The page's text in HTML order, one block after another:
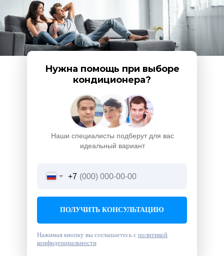
Наши специалисты подберут для вас
идеальный вариант
Нужна помощь при выборе
кондиционера?
+7
ПОЛУЧИТЬ КОНСУЛЬТАЦИЮ
Нажимая кнопку вы соглашаетесь с политикой
конфиденциальности